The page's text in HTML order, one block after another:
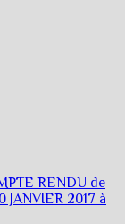
RENDU de
JANVIER 2017 à